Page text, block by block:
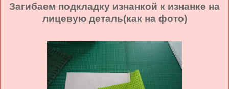
Загибаем подкладку изнанкой к изнанке на
лицевую деталь(как на фото)